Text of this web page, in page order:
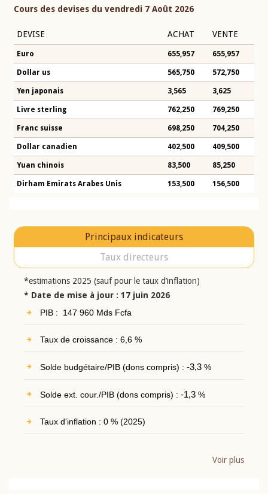
Cours des devises du vendredi 7 Août 2026
DEVISE ACHAT VENTE
Euro 655,957 655,957
Dollar us 565,750 572,750
Yen japonais 3,565 3,625
Livre sterling 762,250 769,250
Franc suisse 698,250 704,250
Dollar canadien 402,500 409,500
Yuan chinois 83,500 85,250
Dirham Emirats Arabes Unis 153,500 156,500
Principaux indicateurs
Taux directeurs
*estimations 2025 (sauf pour le taux d’inflation)
* Date de mise à jour : 17 juin 2026
PIB : 147 960 Mds Fcfa
Taux de croissance : 6,6 %
Solde budgétaire/PIB (dons compris) : -3,3%
Solde ext. cour./PIB (dons compris) : -1,3%
Taux d'inflation : 0 % (2025)
Voir plus